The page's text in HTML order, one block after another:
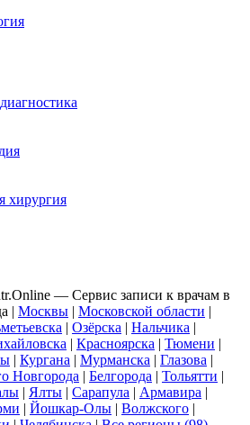
хирургия
— Сервис записи к врачам в
| Москвы | Московской области |
| Озёрска | Нальчика |
| Красноярска | Тюмени |
| Кургана | Мурманска | Глазова |
Новгорода | Белгорода | Тольятти |
| Ялты | Сарапула | Армавира |
| Йошкар-Олы | Волжского |